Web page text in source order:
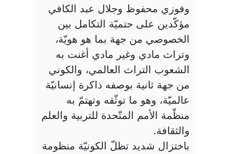
وفوزي محفوظ وجلال عبد الكافي
مؤكّدين على حتميّة التكامل بين
الخصوصي من جهة بما هو هويّة،
وتراث مادي وغير مادي أغنت به
الشعوب التراث العالمي، والكوني
من جهة ثانية بوصفه ذاكرة إنسانيّة
عالميّة، وهو ما توثّقه وتهتمّ به
منظّمة الأمم المتّحدة للتربية والعلم
والثقافة.
باختزال شديد تظلّ الكونيّة منظومة